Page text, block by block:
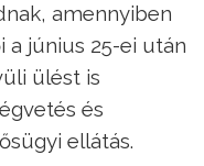
amennyiben
a június 25-ei után
ülést is
és
ellátás.